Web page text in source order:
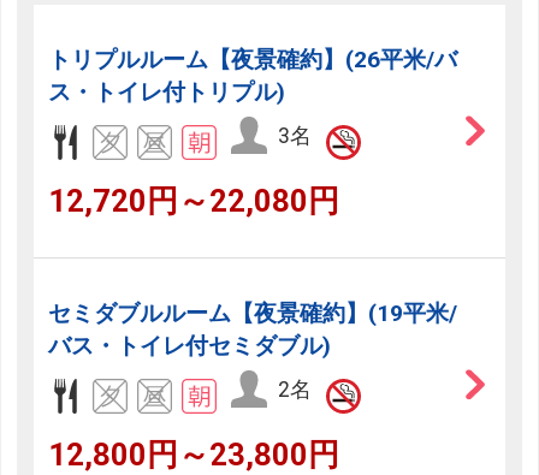
トリプルルーム【夜景確約】(26平米/バ
ス・トイレ付トリプル)
3名
12,720円～22,080円
セミダブルルーム【夜景確約】(19平米/
バス・トイレ付セミダブル)
2名
12,800円～23,800円